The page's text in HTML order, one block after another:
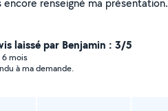
Je n'ai pas encore renseigné ma présentation.
laissé par Benjamin : 3/5
6 mois
à ma demande.